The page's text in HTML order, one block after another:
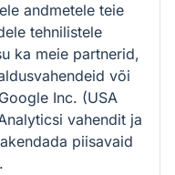
andmetele teie
tehnilistele
ka meie partnerid,
või
Inc. (USA
vahendit ja
piisavaid